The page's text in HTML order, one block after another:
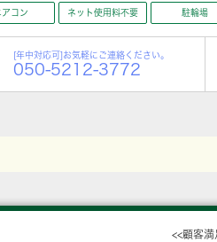
アコン ネット使用料不要 駐輪場
[年中対応可]お気軽にご連絡ください。
050-5212-3772
<<顧客